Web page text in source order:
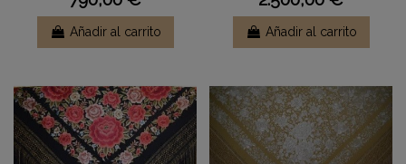
Añadir al carrito Añadir al carrito